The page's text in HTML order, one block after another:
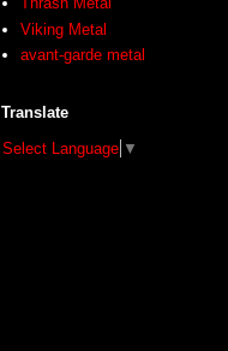
Viking Metal
avant-garde metal
Translate
Select Language ▼